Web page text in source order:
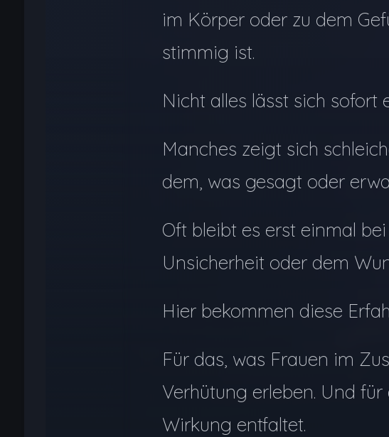
im Körper oder zu dem
stimmig ist.
Nicht alles lässt sich sofort
Manches zeigt sich
dem, was gesagt oder
Oft bleibt es erst einmal
Unsicherheit oder dem
Hier bekommen diese
Für das, was Frauen im
Verhütung erleben. Und
Wirkung entfaltet.